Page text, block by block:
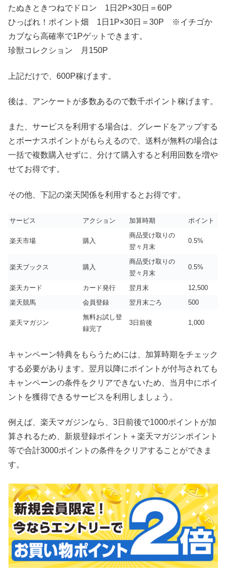
たぬきときつねでドロン 1日2P×30日＝60P
ひっぱれ！ポイント畑 1日1P×30日＝30P ※イチゴか
カブなら高確率で1Pゲットできます。
珍獣コレクション 月150P
上記だけで、600P稼げます。
後は、アンケートが多数あるので数千ポイント稼げます。
また、サービスを利用する場合は、グレードをアップする
とボーナスポイントがもらえるので、送料が無料の場合は
一括で複数購入せずに、分けて購入すると利用回数を増や
せてお得です。
その他、下記の楽天関係を利用するとお得です。
サービス アクション 加算時期 ポイント
楽天市場 購入
商品受け取りの
翌々月末
0.5%
楽天ブックス 購入
商品受け取りの
翌々月末
0.5%
楽天カード カード発行 翌月末
12,500
楽天競馬
会員登録 翌月末ごろ 500
楽天マガジン
無料お試し登
録完了
3日前後 1,000
キャンペーン特典をもらうためには、加算時期をチェック
する必要があります。翌月以降にポイントが付与されても
キャンペーンの条件をクリアできないため、当月中にポイ
ントを獲得できるサービスを利用しましょう。
例えば、楽天マガジンなら、3日前後で1000ポイントが加
算されるため、新規登録ポイント＋楽天マガジンポイント
等で合計3000ポイントの条件をクリアすることができま
す。